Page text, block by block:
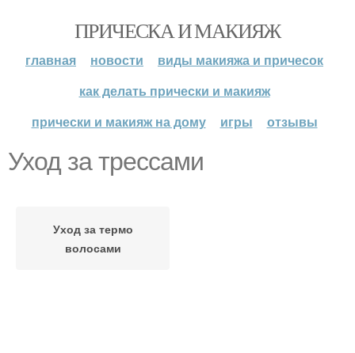
ПРИЧЕСКА И МАКИЯЖ
главная новости
виды макияжа и причесок
как делать прически и макияж
прически и макияж на дому
игры отзывы
Уход за трессами
Уход за термо
волосами